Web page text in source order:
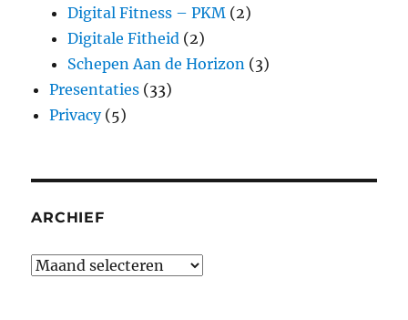
Digital Fitness – PKM (2)
Digitale Fitheid (2)
Schepen Aan de Horizon (3)
Presentaties (33)
Privacy(5)
ARCHIEF
Archief